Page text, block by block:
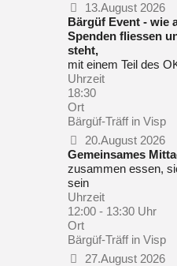
13.August 2026
20.August 2026
Bärgüf Event - wie
Spenden fliessen
steht,
mit einem Teil des
Uhrzeit
18:30
Ort
Bärgüf-Träff in Visp
27.August 2026
Gemeinsames
zusammen essen,
sein
Uhrzeit
12:00 - 13:30 Uhr
Ort
Bärgüf-Träff in Visp